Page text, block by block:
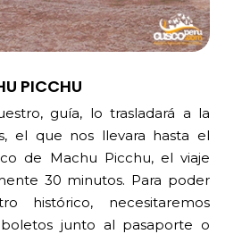
PICCHU
guía, lo trasladará a la
el que nos llevara hasta el
de Machu Picchu, el viaje
30 minutos. Para poder
histórico, necesitaremos
junto al pasaporte o